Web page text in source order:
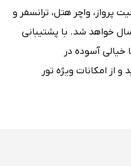
پرواز، واچر هتل، ترانسفر و
خواهد شد. با پشتیبانی
خیالی آسوده در
از امکانات ویژه تور